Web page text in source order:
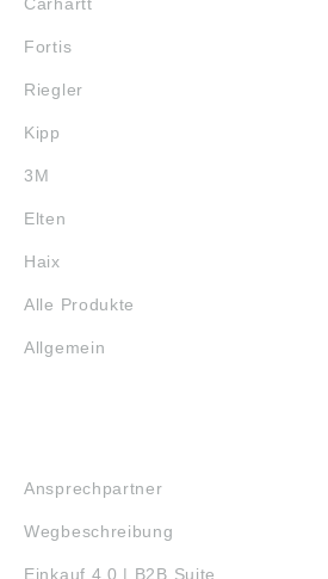
Fortis
Riegler
Kipp
3M
Elten
Haix
Alle Produkte
Allgemein
Ansprechpartner
Wegbeschreibung
Einkauf 4.0 | B2B Suite